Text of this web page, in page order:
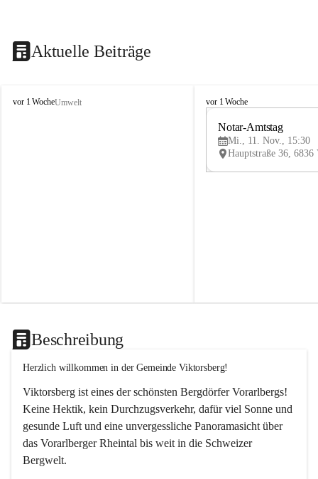
Aktuelle Beiträge
V
vor 1 WocheUmwelt
V
vor 1 Woche
Notar-Amtstag
Mi., 11. Nov., 15:30
Beschreibung
Herzlich willkommen in der Gemeinde Viktorsberg!
Viktorsberg ist eines der schönsten Bergdörfer Vorarlbergs!
Keine Hektik, kein Durchzugsverkehr, dafür viel Sonne und
gesunde Luft und eine unvergessliche Panoramasicht über
das Vorarlberger Rheintal bis weit in die Schweizer
Bergwelt.